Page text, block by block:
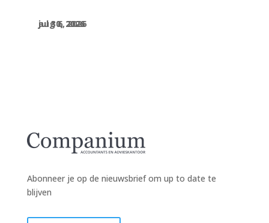
aug 6, 2026
jul 30, 2026
jul 30, 2026
Abonneer je op de nieuwsbrief om up to date te
blijven